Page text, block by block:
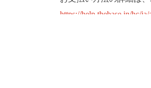
https://help.thebase.in/hc/